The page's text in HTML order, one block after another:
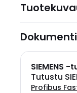
SIEMENS -
Tutustu
Profibus